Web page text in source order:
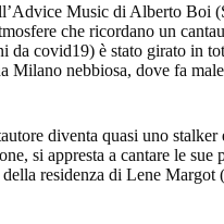
Music di Alberto Boi
che ricordano un
da covid19) è stato girato in
Milano nebbiosa, dove fa
diventa quasi uno
si appresta a cantare le sue
residenza di Lene